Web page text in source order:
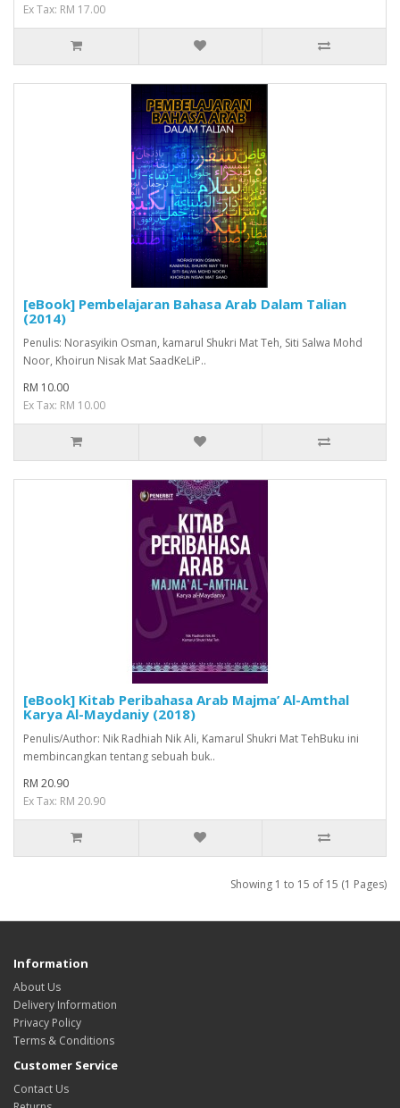
Ex Tax: RM 17.00
[eBook] Pembelajaran Bahasa Arab Dalam Talian
(2014)
Penulis: Norasyikin Osman, kamarul Shukri Mat Teh, Siti Salwa Mohd
Noor, Khoirun Nisak Mat SaadKeLiP..
RM 10.00
Ex Tax: RM 10.00
[eBook] Kitab Peribahasa Arab Majma’ Al-Amthal
Karya Al-Maydaniy (2018)
Penulis/Author: Nik Radhiah Nik Ali, Kamarul Shukri Mat TehBuku ini
membincangkan tentang sebuah buk..
RM 20.90
Ex Tax: RM 20.90
Showing 1 to 15 of 15 (1 Pages)
Information
About Us
Delivery Information
Privacy Policy
Terms & Conditions
Customer Service
Contact Us